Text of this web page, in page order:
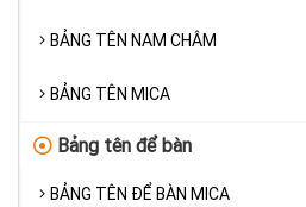
BẢNG TÊN NAM CHÂM
BẢNG TÊN MICA
Bảng tên để bàn
BẢNG TÊN ĐỂ BÀN MICA